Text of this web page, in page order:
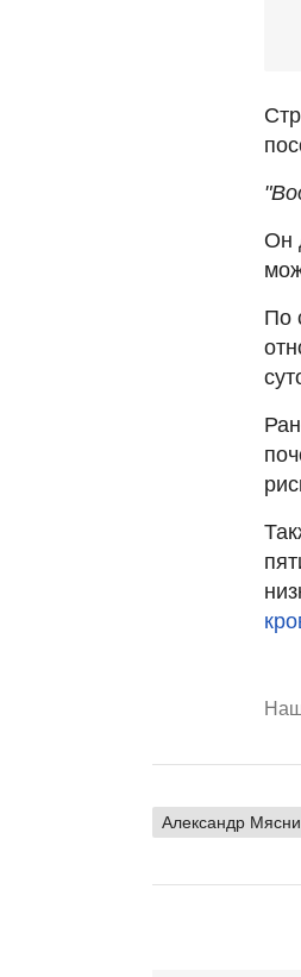
Он
По
Александр